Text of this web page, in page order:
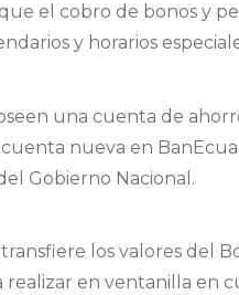
el cobro de bonos y
y horarios
una cuenta de
nueva en
Gobierno Nacional.
los valores del
realizar en ventanilla en